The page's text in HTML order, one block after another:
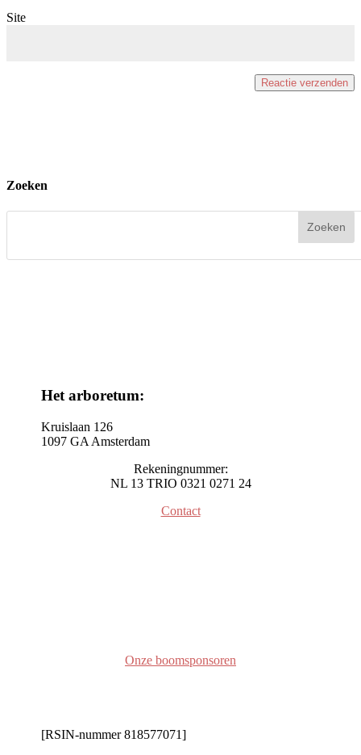
Site
Zoeken
Het arboretum:
Kruislaan 126
1097 GA Amsterdam
Rekeningnummer:
NL 13 TRIO 0321 0271 24
Contact
Onze boomsponsoren
[RSIN-nummer 818577071]